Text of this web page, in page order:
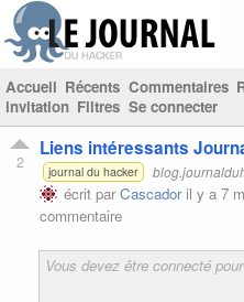
Accueil Récents Commentaires
invitation Filtres Se connecter
2
Liens intéressants
journal du hacker
écrit parCascadoril y a 7
commentaire